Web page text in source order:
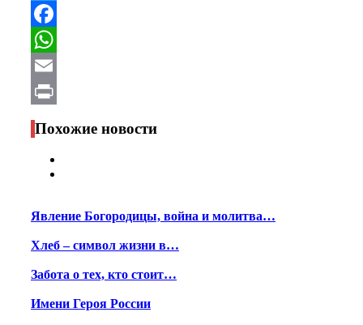
Telegram
Facebook
WhatsApp
Email
Print
Похожие новости
Явление Богородицы, война и молитва…
Хлеб – символ жизни в…
Забота о тех, кто стоит…
Имени Героя России